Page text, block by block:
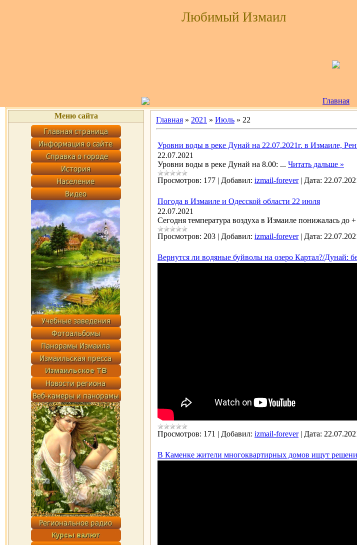
Любимый Измаил
Главная
Меню сайта
Главная » 2021 » Июль » 22
Уровни воды в реке Дунай на 22.07.2021г. в Измаиле,
22.07.2021
Уровни воды в реке Дунай на 8.00: ... Читать дальше »
Просмотров: 177 | Добавил: izmail-forever | Дата:
Погода в Измаиле и Одесской области 22 июля
22.07.2021
Сегодня температура воздуха в Измаиле понижалась до +
Просмотров: 203 | Добавил: izmail-forever | Дата:
Вернутся ли водяные буйволы на озеро Картал?/Дунай:
Просмотров: 171 | Добавил: izmail-forever | Дата:
В Каменке жители многоквартирных домов ищут